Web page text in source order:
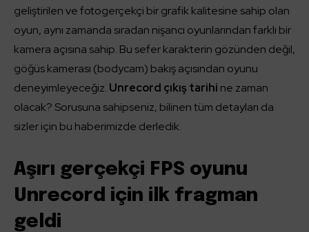
geliştirilen ve fotogerçekçi bir grafik kalitesine sahip olan
oyun, aynı zamanda sıradan nişancı oyunlarından farklı bir
kamera açısına sahip. Bu sefer karakterin gözünden değil,
göğüs kamerası (bodycam) bakış açısından oyunu
deneyimleyeceğiz. Unrecord çıkış tarihi ne zaman
olacak? Sorusuna sahipseniz, bilinen tüm detayları da
sizler için bu haberimizde derledik.
Aşırı gerçekçi FPS oyunu
Unrecord için ilk fragman
geldi